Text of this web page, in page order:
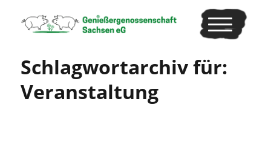
Schlagwortarchiv für:
Veranstaltung